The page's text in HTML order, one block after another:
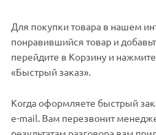
Для покупки товара в нашем
понравившийся товар и
перейдите в Корзину и
«Быстрый заказ».
Когда оформляете быстрый
e-mail. Вам перезвонит